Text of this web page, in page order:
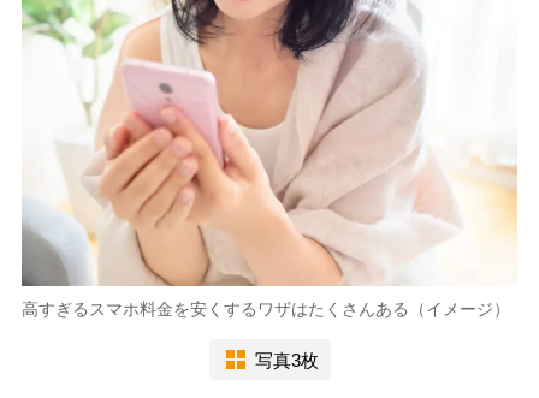
高すぎるスマホ料金を安くするワザはたくさんある（イメージ）
写真3枚